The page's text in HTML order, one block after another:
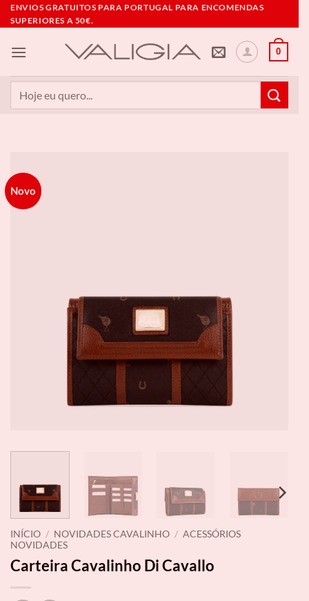
Skip
to
ENVIOS GRATUITOS PARA PORTUGAL PARA ENCOMENDAS
SUPERIORES A 50€.
0
Novo
INÍCIO / NOVIDADES CAVALINHO / ACESSÓRIOS
NOVIDADES
Carteira Cavalinho Di Cavallo